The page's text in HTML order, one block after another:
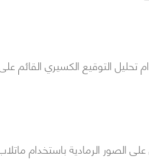
تحليل التوقيع الكسيري القائم
الصور الرمادية باستخدام